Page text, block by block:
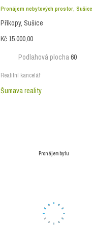
Pronájem nebytových prostor, Sušice
Příkopy, Sušice
Kč 15.000,00
Podlahová plocha60
Realitní kancelář
Šumava reality
Pronájem bytu